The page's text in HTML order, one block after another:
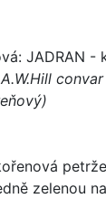
JADRAN -
zelenou